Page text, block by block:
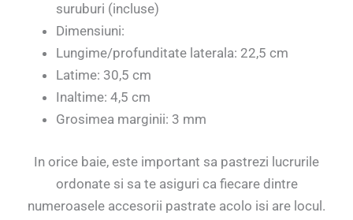
suruburi (incluse)
Dimensiuni:
Lungime/profunditate laterala: 22,5 cm
Latime: 30,5 cm
Inaltime: 4,5 cm
Grosimea marginii: 3 mm
In orice baie, este important sa pastrezi lucrurile
ordonate si sa te asiguri ca fiecare dintre
numeroasele accesorii pastrate acolo isi are locul.